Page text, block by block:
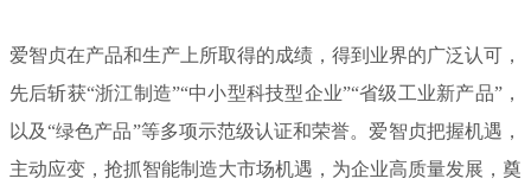
爱智贞在产品和生产上所取得的成绩，得到业界的广泛认可，
先后斩获“浙江制造”“中小型科技型企业”“省级工业新产品”，
以及“绿色产品”等多项示范级认证和荣誉。爱智贞把握机遇，
主动应变，抢抓智能制造大市场机遇，为企业高质量发展，奠